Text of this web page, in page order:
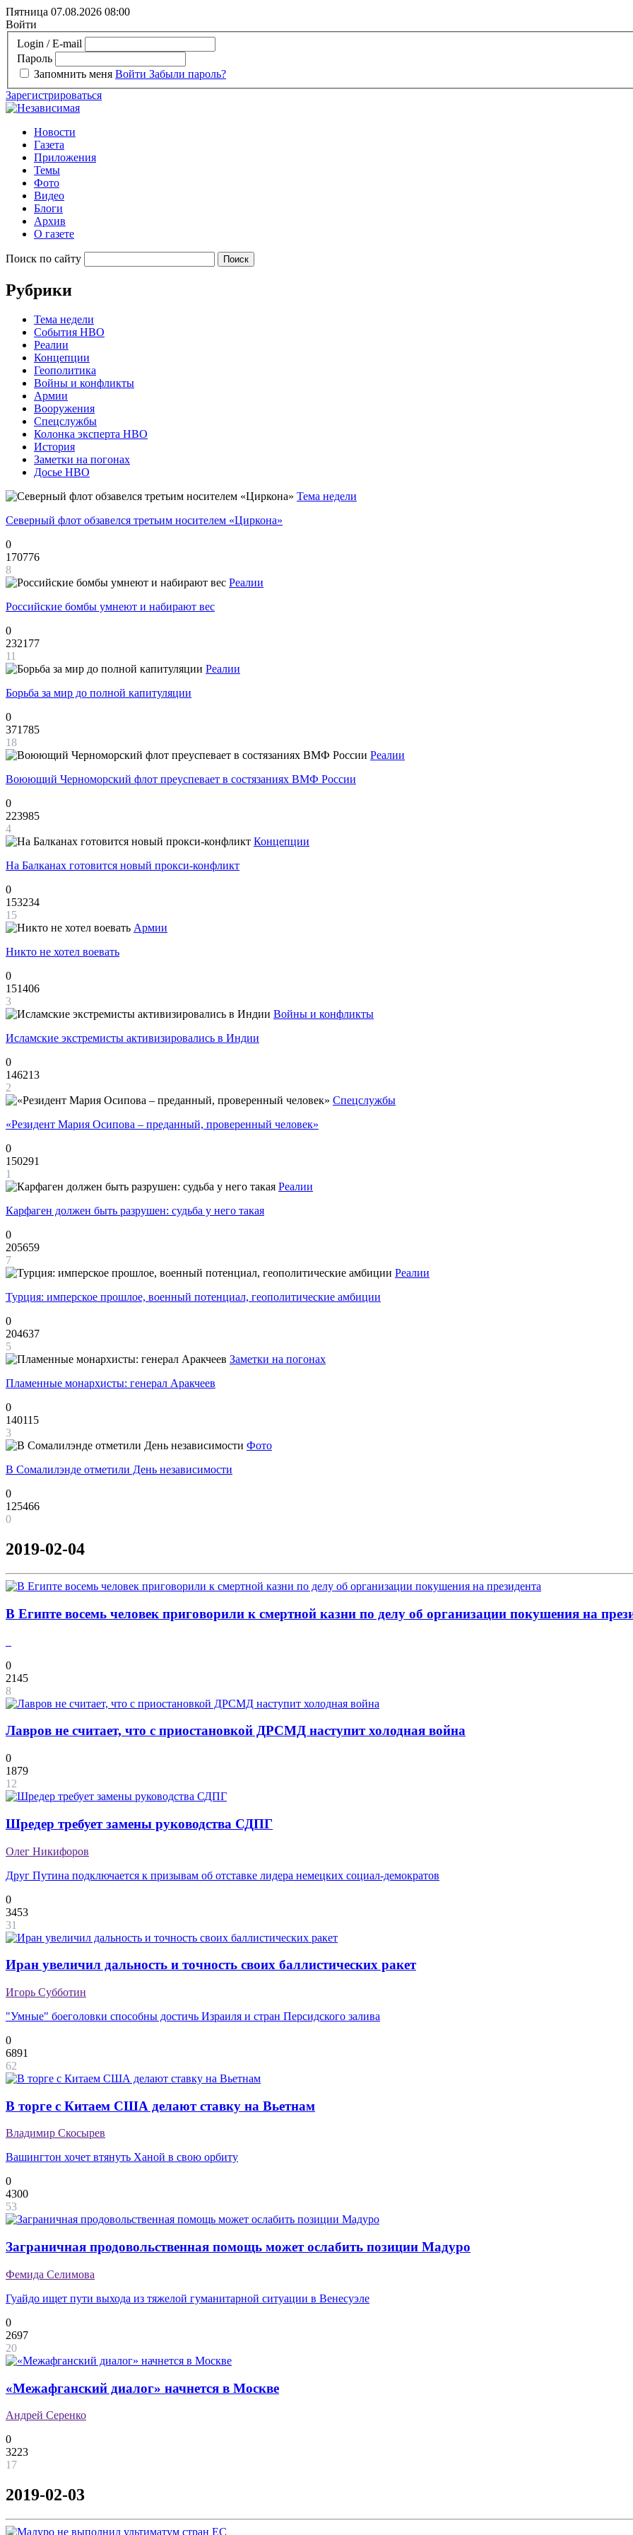
Пятница 07.08.2026 08:00
Войти
Login / E-mail
Пароль
Запомнить меня Войти Забыли пароль?
Зарегистрироваться
Новости
Газета
Приложения
Темы
Фото
Видео
Блоги
Архив
О газете
Поиск по сайту
Рубрики
Тема недели
События НВО
Реалии
Концепции
Геополитика
Войны и конфликты
Армии
Вооружения
Спецслужбы
Колонка эксперта НВО
История
Заметки на погонах
Досье НВО
Тема недели
Северный флот обзавелся третьим носителем «Циркона»
0
170776
8
Реалии
Российские бомбы умнеют и набирают вес
0
232177
11
Реалии
Борьба за мир до полной капитуляции
0
371785
18
Реалии
Воюющий Черноморский флот преуспевает в состязаниях ВМФ России
0
223985
4
Концепции
На Балканах готовится новый прокси-конфликт
0
153234
15
Армии
Никто не хотел воевать
0
151406
3
Войны и конфликты
Исламские экстремисты активизировались в Индии
0
146213
2
Спецслужбы
«Резидент Мария Осипова – преданный, проверенный человек»
0
150291
1
Реалии
Карфаген должен быть разрушен: судьба у него такая
0
205659
7
Реалии
Турция: имперское прошлое, военный потенциал, геополитические амбиции
0
204637
5
Заметки на погонах
Пламенные монархисты: генерал Аракчеев
0
140115
3
Фото
В Сомалилэнде отметили День независимости
0
125466
0
2019-02-04
В Египте восемь человек приговорили к смертной казни по делу об организации покушения на
0
2145
8
Лавров не считает, что с приостановкой ДРСМД наступит холодная война
0
1879
12
Шредер требует замены руководства СДПГ
Олег Никифоров
Друг Путина подключается к призывам об отставке лидера немецких социал-демократов
0
3453
31
Иран увеличил дальность и точность своих баллистических ракет
Игорь Субботин
"Умные" боеголовки способны достичь Израиля и стран Персидского залива
0
6891
62
В торге с Китаем США делают ставку на Вьетнам
Владимир Скосырев
Вашингтон хочет втянуть Ханой в свою орбиту
0
4300
53
Заграничная продовольственная помощь может ослабить позиции Мадуро
Фемида Селимова
Гуайдо ищет пути выхода из тяжелой гуманитарной ситуации в Венесуэле
0
2697
20
«Межафганский диалог» начнется в Москве
Андрей Серенко
0
3223
17
2019-02-03